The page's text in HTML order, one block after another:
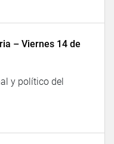
– Viernes 14 de
y político del